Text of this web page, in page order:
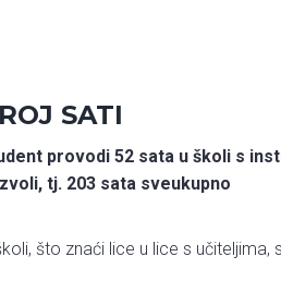
SATI
provodi 52 sata u školi s
tj. 203 sata sveukupno
što znaći lice u lice s